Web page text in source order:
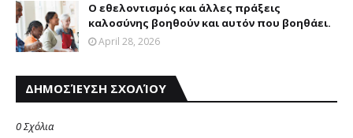
Ο εθελοντισμός και άλλες πράξεις
καλοσύνης βοηθούν και αυτόν που βοηθάει.
April 28, 2026
ΔΗΜΟΣΊΕΥΣΗ ΣΧΟΛΊΟΥ
0 Σχόλια